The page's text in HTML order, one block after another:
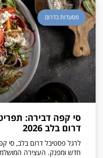
מסעדות בדרום
סי קפה דבירה:
דרום בלב 2026
לרגל פסטיבל דרום בלב, סי
חדש ומפנק. העצירה